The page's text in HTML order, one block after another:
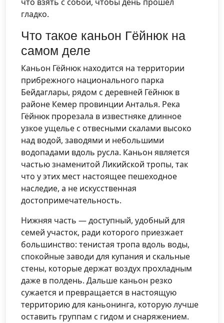
гладко.
Что такое каньон Гёйнюк на
самом деле
Каньон Гёйнюк находится на территории
прибрежного национального парка
Бейдаглары, рядом с деревней Гёйнюк в
районе Кемер провинции Анталья. Река
Гёйнюк прорезала в известняке длинное
узкое ущелье с отвесными скалами высоко
над водой, заводями и небольшими
водопадами вдоль русла. Каньон является
частью знаменитой Ликийской тропы, так
что у этих мест настоящее пешеходное
наследие, а не искусственная
достопримечательность.
Нижняя часть — доступный, удобный для
семей участок, ради которого приезжает
большинство: тенистая тропа вдоль воды,
спокойные заводи для купания и скальные
стены, которые держат воздух прохладным
даже в полдень. Дальше каньон резко
сужается и превращается в настоящую
территорию для каньонинга, которую лучше
оставить группам с гидом и снаряжением.